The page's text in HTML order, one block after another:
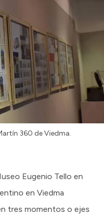
360 de Viedma.
Eugenio Tello en
en Viedma
tres momentos o ejes